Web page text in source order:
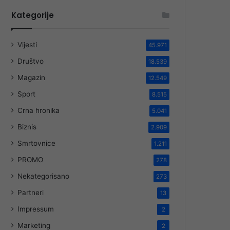
Kategorije
Vijesti 45.971
Društvo 18.539
Magazin 12.549
Sport 8.515
Crna hronika 5.041
Biznis 2.909
Smrtovnice 1.211
PROMO 278
Nekategorisano 273
Partneri 13
Impressum 2
Marketing 2